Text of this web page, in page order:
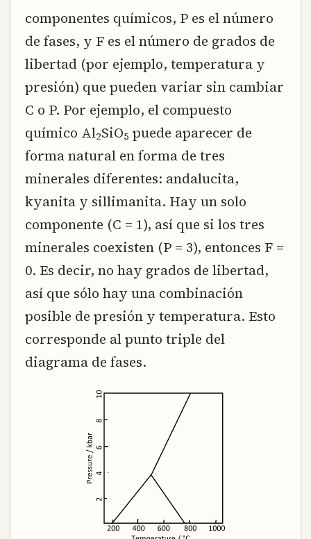
componentes químicos, P es el número
de fases, y F es el número de grados de
libertad (por ejemplo, temperatura y
presión) que pueden variar sin cambiar
C o P. Por ejemplo, el compuesto
químico Al2SiO5 puede aparecer de
forma natural en forma de tres
minerales diferentes: andalucita,
kyanita y sillimanita. Hay un solo
componente (C = 1), así que si los tres
minerales coexisten (P = 3), entonces F =
0. Es decir, no hay grados de libertad,
así que sólo hay una combinación
posible de presión y temperatura. Esto
corresponde al punto triple del
diagrama de fases.